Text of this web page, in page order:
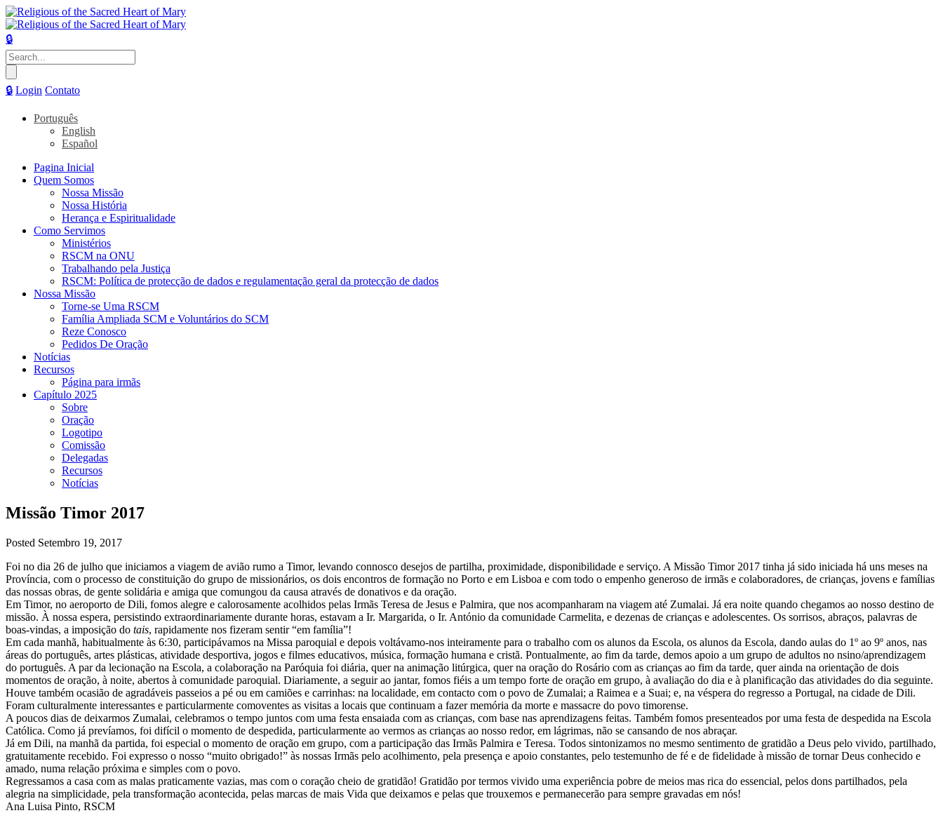
🔒
Pesquisar
por:
🔒 Login Contato
Português
English
Español
Pagina Inicial
Quem Somos
Nossa Missão
Nossa História
Herança e Espiritualidade
Como Servimos
Ministérios
RSCM na ONU
Trabalhando pela Justiça
RSCM: Política de protecção de dados e regulamentação geral da protecção de dados
Nossa Missão
Torne-se Uma RSCM
Família Ampliada SCM e Voluntários do SCM
Reze Conosco
Pedidos De Oração
Notícias
Recursos
Página para irmãs
Capítulo 2025
Sobre
Oração
Logotipo
Comissão
Delegadas
Recursos
Notícias
Missão Timor 2017
Posted Setembro 19, 2017
Foi no dia 26 de julho que iniciamos a viagem de avião rumo a Timor, levando connosco desejos de partilha, proximidade, disponibilidade e serviço. A Missão Timor 2017 tinha já sido iniciada há uns meses na
Província, com o processo de constituição do grupo de missionários, os dois encontros de formação no Porto e em Lisboa e com todo o empenho generoso de irmãs e colaboradores, de crianças, jovens e famílias
das nossas obras, de gente solidária e amiga que comungou da causa através de donativos e da oração.
Em Timor, no aeroporto de Dili, fomos alegre e calorosamente acolhidos pelas Irmãs Teresa de Jesus e Palmira, que nos acompanharam na viagem até Zumalai. Já era noite quando chegamos ao nosso destino de
missão. À nossa espera, persistindo extraordinariamente durante horas, estavam a Ir. Margarida, o Ir. António da comunidade Carmelita, e dezenas de crianças e adolescentes. Os sorrisos, abraços, palavras de
boas-vindas, a imposição do tais, rapidamente nos fizeram sentir “em família”!
Em cada manhã, habitualmente às 6:30, participávamos na Missa paroquial e depois voltávamo-nos inteiramente para o trabalho com os alunos da Escola, os alunos da Escola, dando aulas do 1º ao 9º anos, nas
áreas do português, artes plásticas, atividade desportiva, jogos e filmes educativos, música, formação humana e cristã. Pontualmente, ao fim da tarde, demos apoio a um grupo de adultos no nsino/aprendizagem
do português. A par da lecionação na Escola, a colaboração na Paróquia foi diária, quer na animação litúrgica, quer na oração do Rosário com as crianças ao fim da tarde, quer ainda na orientação de dois
momentos de oração, à noite, abertos à comunidade paroquial. Diariamente, a seguir ao jantar, fomos fiéis a um tempo forte de oração em grupo, à avaliação do dia e à planificação das atividades do dia seguinte.
Houve também ocasião de agradáveis passeios a pé ou em camiões e carrinhas: na localidade, em contacto com o povo de Zumalai; a Raimea e a Suai; e, na véspera do regresso a Portugal, na cidade de Dili.
Foram culturalmente interessantes e particularmente comoventes as visitas a locais que continuam a fazer memória da morte e massacre do povo timorense.
A poucos dias de deixarmos Zumalai, celebramos o tempo juntos com uma festa ensaiada com as crianças, com base nas aprendizagens feitas. Também fomos presenteados por uma festa de despedida na Escola
Católica. Como já prevíamos, foi difícil o momento de despedida, particularmente ao vermos as crianças ao nosso redor, em lágrimas, não se cansando de nos abraçar.
Já em Dili, na manhã da partida, foi especial o momento de oração em grupo, com a participação das Irmãs Palmira e Teresa. Todos sintonizamos no mesmo sentimento de gratidão a Deus pelo vivido, partilhado,
gratuitamente recebido. Foi expresso o nosso “muito obrigado!” às nossas Irmãs pelo acolhimento, pela presença e apoio constantes, pelo testemunho de fé e de fidelidade à missão de tornar Deus conhecido e
amado, numa relação próxima e simples com o povo.
Regressamos a casa com as malas praticamente vazias, mas com o coração cheio de gratidão! Gratidão por termos vivido uma experiência pobre de meios mas rica do essencial, pelos dons partilhados, pela
alegria na simplicidade, pela transformação acontecida, pelas marcas de mais Vida que deixamos e pelas que trouxemos e permanecerão para sempre gravadas em nós!
Ana Luisa Pinto, RSCM